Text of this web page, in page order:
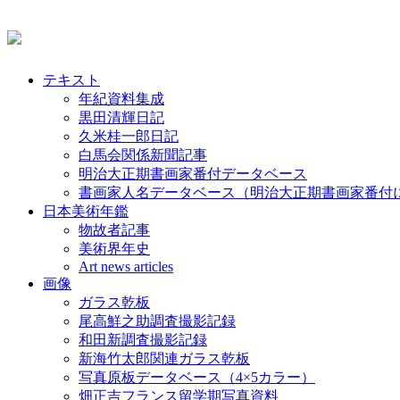
テキスト
年紀資料集成
黒田清輝日記
久米桂一郎日記
白馬会関係新聞記事
明治大正期書画家番付データベース
書画家人名データベース（明治大正期書画家番付
日本美術年鑑
物故者記事
美術界年史
Art news articles
画像
ガラス乾板
尾高鮮之助調査撮影記録
和田新調査撮影記録
新海竹太郎関連ガラス乾板
写真原板データベース（4×5カラー）
畑正吉フランス留学期写真資料